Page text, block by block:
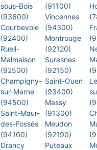
sous-Bois
(93600)
Courbevoie
(92400)
Rueil-
Malmaison
(92500)
Champigny-
sur-Marne
(94500)
Saint-Maur-
des-Fossés
(94100)
Drancy
(91100)
Vincennes
(94300)
Montrouge
(92120)
Suresnes
(92150)
Saint-Ouen
(93400)
Massy
(91300)
Meudon
(92190)
Puteaux